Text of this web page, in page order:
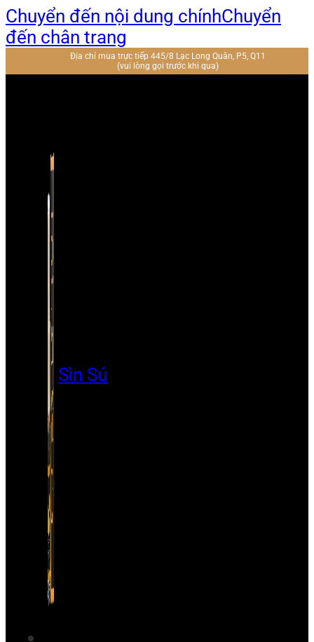
Chuyển đến nội dung chínhChuyển
đến chân trang
Địa chỉ mua trực tiếp 445/8 Lạc Long Quân, P5, Q11
(vui lòng gọi trước khi qua)
Sìn Sú